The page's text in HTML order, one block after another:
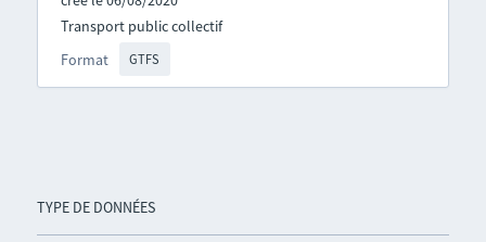
TYPE DE DONNÉES
Format GTFS
Transport public collectif